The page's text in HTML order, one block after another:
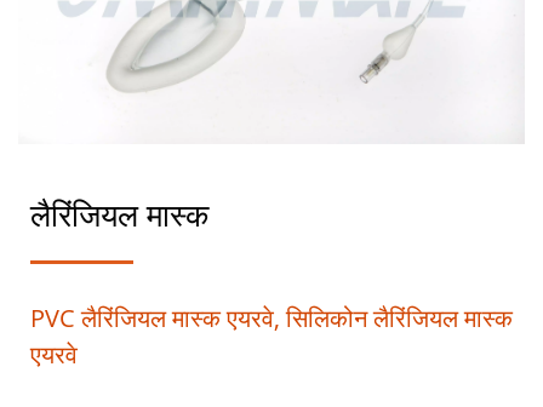
लैरिंजियल मास्क
PVC लैरिंजियल मास्क एयरवे, सिलिकोन लैरिंजियल मास्क
एयरवे